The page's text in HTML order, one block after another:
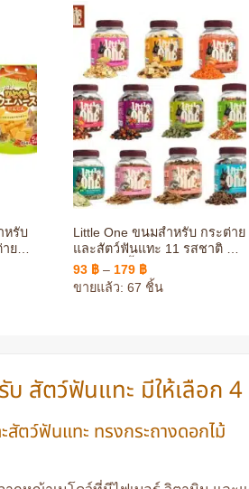
ย
+
Little One ขนมสำหรับ กระต่าย
และสัตว์ฟันแทะ 11 รสชาติ ชิน
ชิล่า แกสบี้ แฮมสเตอร์
93 ฿ – 179 ฿Price
range:
93 ฿
ขายแล้ว: 67 ชิ้น
สัตว์ฟันแทะ มีให้เลือก
ตว์ฟันแทะ ทรงกระถางดอกไม้